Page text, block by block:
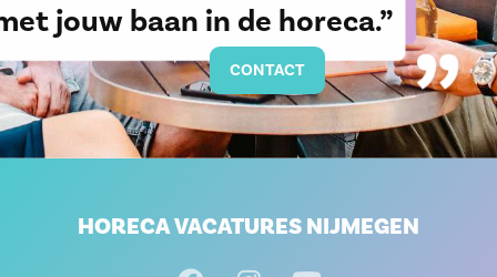
jouw baan in de horeca.”
CONTACT
HORECA VACATURES NIJMEGEN